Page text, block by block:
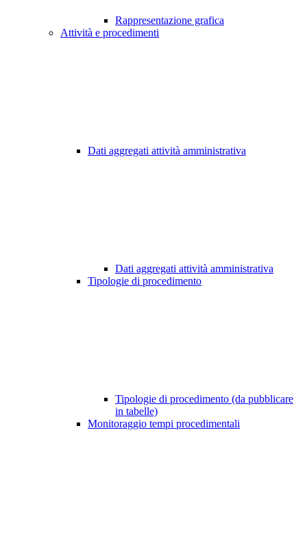
Rappresentazione grafica
Attività e procedimenti
Dati aggregati attività amministrativa
Dati aggregati attività amministrativa
Tipologie di procedimento
Tipologie di procedimento (da pubblicare
in tabelle)
Monitoraggio tempi procedimentali